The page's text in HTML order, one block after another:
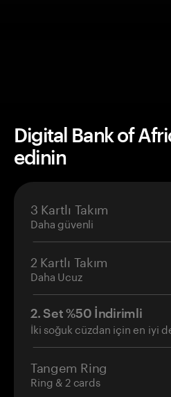
Digital Bank of
edinin
3 Kartlı Takım
Daha güvenli
2 Kartlı Takım
Daha Ucuz
2. Set %50 İndirimli
İki soğuk cüzdan için en iyi
Tangem Ring
Ring & 2 cards